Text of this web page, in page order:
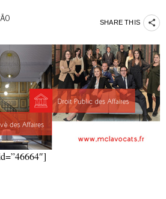
SHARE THIS